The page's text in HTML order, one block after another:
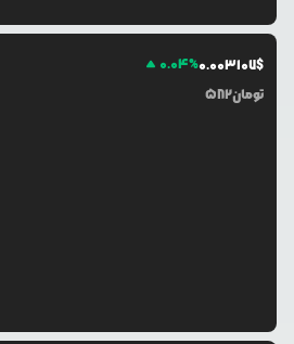
0.04%0.003107$
582تومان